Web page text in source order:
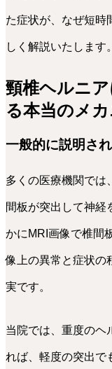
た症状が、なぜ短時
しく解説いたします。
頸椎ヘルニ
る本当のメ
一般的に説明さ
多くの医療機関では
間板が突出して神経
かにMRI画像で椎間
像上の異常と症状の
実です。
当院では、重度のヘ
れば、軽度の突出で